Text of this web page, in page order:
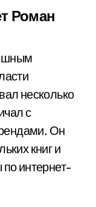
Роман
несколько
с
Он
книг и
интернет-